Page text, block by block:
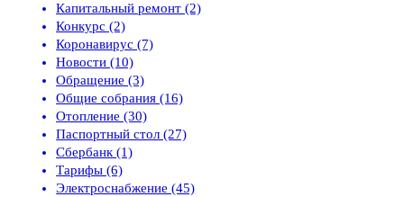
Капитальный ремонт (2)
Конкурс (2)
Коронавирус (7)
Новости (10)
Обращение (3)
Общие собрания (16)
Отопление (30)
Паспортный стол (27)
Сбербанк (1)
Тарифы (6)
Электроснабжение (45)